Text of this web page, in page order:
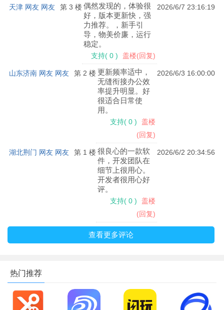
集文件扫描、拍照翻译、拍图识字、图片转文字、PDF处
理、扫描计数等功能于一体。
ai拍照搜题软件怎么用的？
1、在宝贝游戏网下载安装软件，打开进入
2、点击同意相关协议和政策后进入软件首页
第 3 楼
天津 网友 网友 2026/6/7 23:16:19
偶然发现的，体验很
好，版本更新快，强
力推荐。，新手引
导，物美价廉，运行
稳定。
支持( 0 ) 盖楼(回复)
第 2 楼
山东济南 网友 网友 2026/6/3 16:00:00
更新频率适中，
无缝衔接办公效
率提升明显。好
很适合日常使
用。
支持( 0 )
盖楼
(回复)
第 1 楼
湖北荆门 网友 网友 2026/6/2 20:34:56
很良心的一款软
件，开发团队在
细节上很用心。
开发者很用心好
评。
支持( 0 )
盖楼
(回复)
查看更多评论
热门推荐